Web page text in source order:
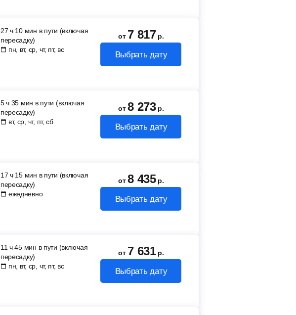
27 ч 10 мин в пути (включая
пересадку)
пн, вт, ср, чт, пт, вс
от 7 817 р.
Выбрать дату
5 ч 35 мин в пути (включая
пересадку)
вт, ср, чт, пт, сб
от8 273 р.
Выбрать дату
17 ч 15 мин в пути (включая
пересадку)
ежедневно
от8 435 р.
Выбрать дату
11 ч 45 мин в пути (включая
пересадку)
пн, вт, ср, чт, пт, вс
от 7 631 р.
Выбрать дату